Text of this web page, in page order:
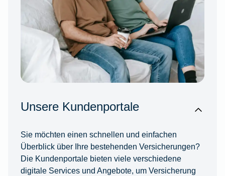
Unsere Kundenportale
Sie möchten einen schnellen und einfachen
Überblick über Ihre bestehenden Versicherungen?
Die Kundenportale bieten viele verschiedene
digitale Services und Angebote, um Versicherung